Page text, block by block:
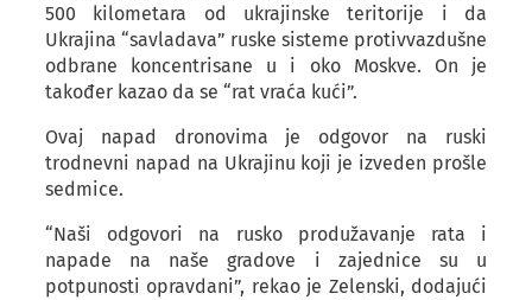
500 kilometara od ukrajinske teritorije i da
Ukrajina “savladava” ruske sisteme protivvazdušne
odbrane koncentrisane u i oko Moskve. On je
također kazao da se “rat vraća kući”.
Ovaj napad dronovima je odgovor na ruski
trodnevni napad na Ukrajinu koji je izveden prošle
sedmice.
“Naši odgovori na rusko produžavanje rata i
napade na naše gradove i zajednice su u
potpunosti opravdani”, rekao je Zelenski, dodajući